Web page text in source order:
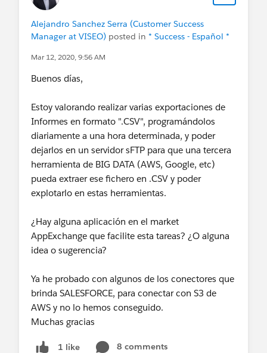
Alejandro Sanchez Serra (Customer Success
Manager at VISEO) posted in * Success - Español *
Mar 12, 2020, 9:56 AM
Buenos días,
Estoy valorando realizar varias exportaciones de
Informes en formato ".CSV", programándolos
diariamente a una hora determinada, y poder
dejarlos en un servidor sFTP para que una tercera
herramienta de BIG DATA (AWS, Google, etc)
pueda extraer ese fichero en .CSV y poder
explotarlo en estas herramientas.
¿Hay alguna aplicación en el market
AppExchange que facilite esta tareas? ¿O alguna
idea o sugerencia?
Ya he probado con algunos de los conectores que
brinda SALESFORCE, para conectar con S3 de
AWS y no lo hemos conseguido.
Muchas gracias
1 like
8 comments